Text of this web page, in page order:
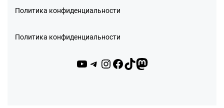
Политика конфиденциальности
Политика конфиденциальности
YouTube
Telegram
Instagram
Facebook
TikTok
Mastodon